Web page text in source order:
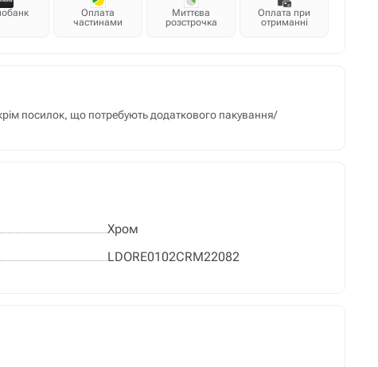
Оплата
частинами
Миттєва
розстрочка
Оплата при
отриманні
посилок, що потребують додаткового пакування/
Хром
LDORE0102CRM22082